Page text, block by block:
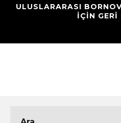
ULUSLARARASI
IÇIN GERI